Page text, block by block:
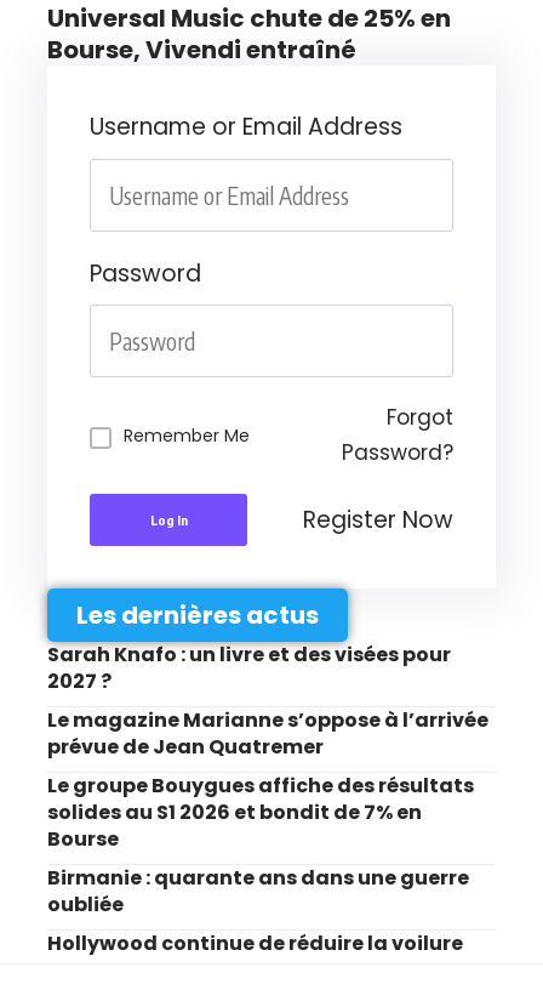
Universal Music chute de 25% en
Bourse, Vivendi entraîné
Username or Email Address
Password
Remember Me
Forgot
Password?
Log In Register Now
Les dernières actus
Sarah Knafo : un livre et des visées pour
2027 ?
Le magazine Marianne s’oppose à l’arrivée
prévue de Jean Quatremer
Le groupe Bouygues affiche des résultats
solides au S1 2026 et bondit de 7% en
Bourse
Birmanie : quarante ans dans une guerre
oubliée
Hollywood continue de réduire la voilure